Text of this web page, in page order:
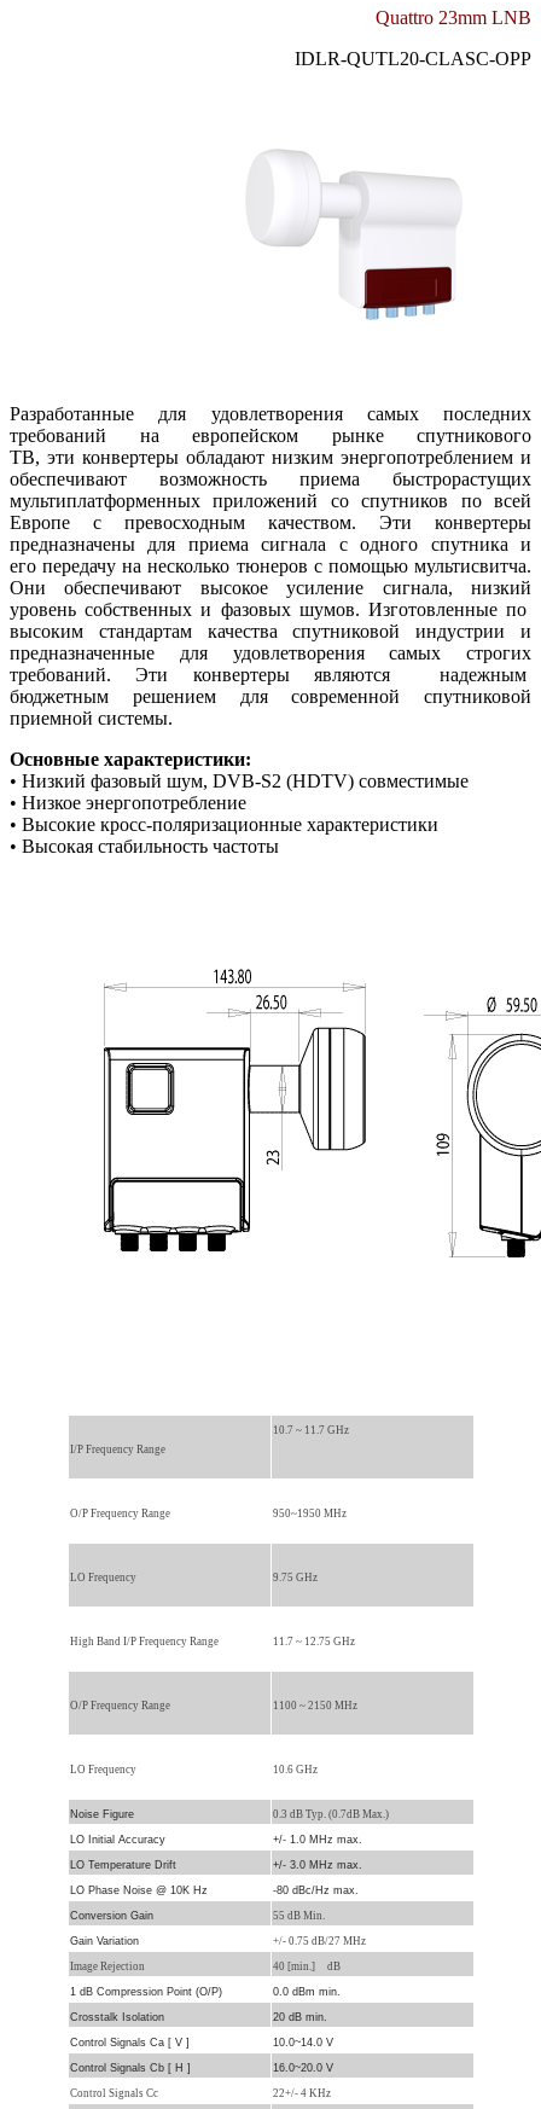
Quattro 23mm LNB
IDLR-QUTL20-CLASC-OPP
Разработанные для удовлетворения самых последних
требований на европейском рынке спутникового
ТВ, эти конвертеры обладают низким энергопотреблением и
обеспечивают возможность приема быстрорастущих
мультиплатформенных приложений со спутников по всей
Европе с превосходным качеством. Эти конвертеры
предназначены для приема сигнала с одного спутника и
его передачу на несколько тюнеров с помощью мультисвитча.
Они обеспечивают высокое усиление сигнала, низкий
уровень собственных и фазовых шумов. Изготовленные по
высоким стандартам качества спутниковой индустрии и
предназначенные для удовлетворения самых строгих
требований. Эти конвертеры являются надежным
бюджетным решением для современной спутниковой
приемной системы.
Основные характеристики:
• Низкий фазовый шум, DVB-S2 (HDTV) совместимые
• Низкое энергопотребление
• Высокие кросс-поляризационные характеристики
• Высокая стабильность частоты
I/P Frequency Range
10.7 ~ 11.7 GHz
O/P Frequency Range 950~1950 MHz
LO Frequency 9.75 GHz
High Band I/P Frequency Range 11.7 ~ 12.75 GHz
O/P Frequency Range 1100 ~ 2150 MHz
LO Frequency 10.6 GHz
Noise Figure 0.3 dB Typ. (0.7dB Max.)
LO Initial Accuracy +/- 1.0 MHz max.
LO Temperature Drift +/- 3.0 MHz max.
LO Phase Noise @ 10K Hz -80 dBc/Hz max.
Conversion Gain 55 dB Min.
Gain Variation +/- 0.75 dB/27 MHz
Image Rejection 40 [min.] dB
1 dB Compression Point (O/P) 0.0 dBm min.
Crosstalk Isolation 20 dB min.
Control Signals Ca [ V ] 10.0~14.0 V
Control Signals Cb [ H ] 16.0~20.0 V
Control Signals Cc 22+/- 4 KHz